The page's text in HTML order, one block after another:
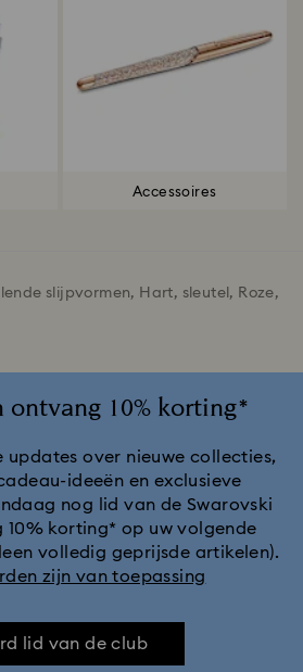
Accessoires
slijpvormen, Hart, sleutel, Roze,
10% korting*
updates over nieuwe collecties,
ideeën en exclusieve
nog lid van de Swarovski
10% korting* op uw volgende
volledig geprijsde artikelen).
zijn van toepassing
lid van de club